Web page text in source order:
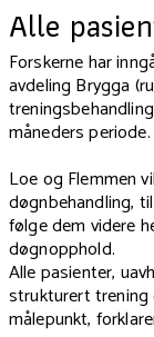
Alle
Forskerne har
avdeling Brygga
måneders periode.
Loe og Flemmen
døgnbehandling,
følge dem videre
døgnopphold.
Alle pasienter,
strukturert
målepunkt,